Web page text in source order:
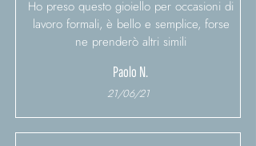
Ho preso questo gioiello per occasioni di
lavoro formali, è bello e semplice, forse
ne prenderò altri simili
Paolo N.
21/06/21